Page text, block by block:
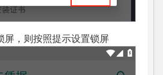
屏，则按照提示设置锁屏